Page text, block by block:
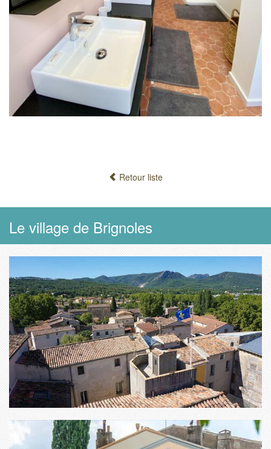
Retour liste
Le village de Brignoles